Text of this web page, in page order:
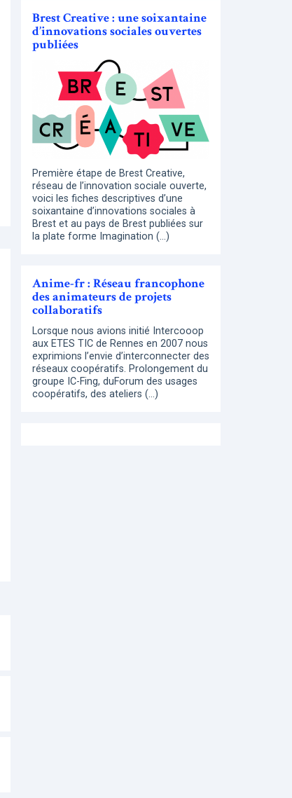
Brest Creative : une soixantaine
d’innovations sociales ouvertes
publiées
Première étape de Brest Creative,
réseau de l’innovation sociale ouverte,
voici les fiches descriptives d’une
soixantaine d’innovations sociales à
Brest et au pays de Brest publiées sur
la plate forme Imagination (…)
Anime-fr : Réseau francophone
des animateurs de projets
collaboratifs
Lorsque nous avions initié Intercooop
aux ETES TIC de Rennes en 2007 nous
exprimions l’envie d’interconnecter des
réseaux coopératifs. Prolongement du
groupe IC-Fing, duForum des usages
coopératifs, des ateliers (…)